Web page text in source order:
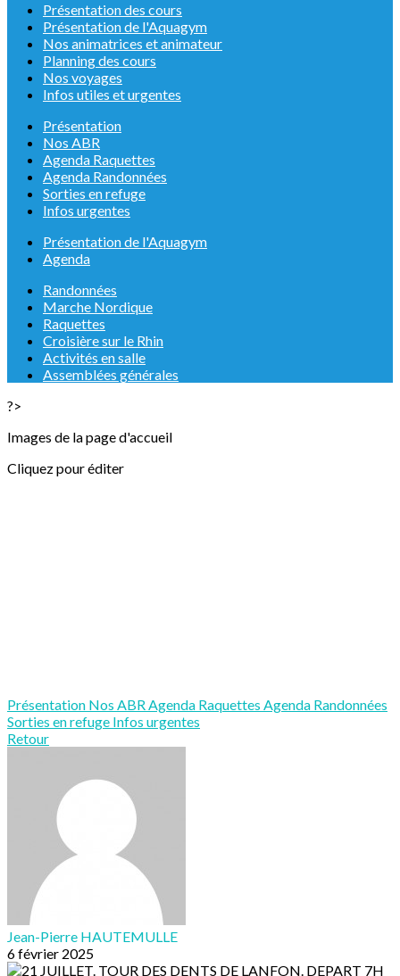
Présentation des cours
Présentation de l'Aquagym
Nos animatrices et animateur
Planning des cours
Nos voyages
Infos utiles et urgentes
Présentation
Nos ABR
Agenda Raquettes
Agenda Randonnées
Sorties en refuge
Infos urgentes
Présentation de l'Aquagym
Agenda
Randonnées
Marche Nordique
Raquettes
Croisière sur le Rhin
Activités en salle
Assemblées générales
?>
Images de la page d'accueil
Cliquez pour éditer
Présentation Nos ABRAgenda Raquettes Agenda Randonnées
Sorties en refuge Infos urgentes
Retour
Jean-Pierre HAUTEMULLE
6 février 2025